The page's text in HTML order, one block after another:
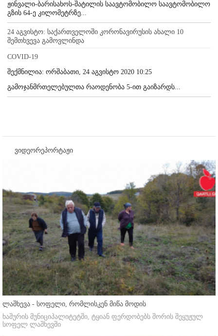
ჟინვალი-ბარისახოს-შატილის საავტომობილო საავტომობილო
გზის 64-ე კილომეტრზე...
24 აგვისტო: საქართველოში კორონავირუსის ახალი 10
შემთხვევა გამოვლინდა
COVID-19
შექმნილია: ორშაბათი, 24 აგვისტო 2020 10:25
გამოჯანმრთელებულთა რაოდენობა 5-ით გაიზარდს...
ვიდეორეპორტაჟი
ლაშხევა - სოფელი, რომლისკენ მიწა მოდის
ხაშურის მუნიციპალიტეტში, ტყიან ფერდობებს შორის შეყუჟულ
სოფელ ლაშხევში